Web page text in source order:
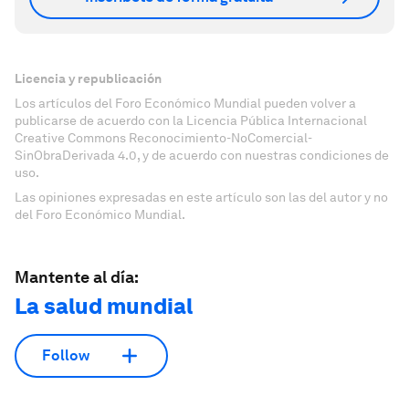
Licencia y republicación
Los artículos del Foro Económico Mundial pueden volver a
publicarse de acuerdo con la Licencia Pública Internacional
Creative Commons Reconocimiento-NoComercial-
SinObraDerivada 4.0, y de acuerdo con nuestras condiciones de
uso.
Las opiniones expresadas en este artículo son las del autor y no
del Foro Económico Mundial.
Mantente al día:
La salud mundial
Follow